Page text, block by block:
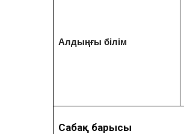
Алдыңғы білім
Сабақ барысы